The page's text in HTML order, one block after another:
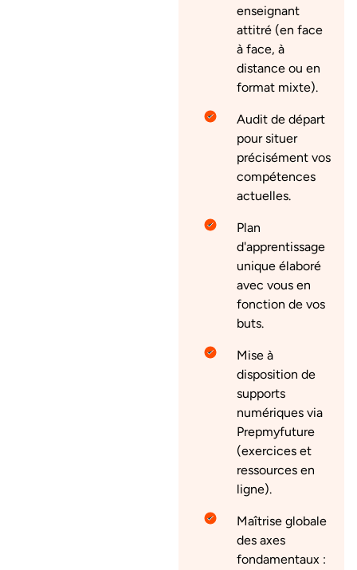
enseignant
attitré (en face
à face, à
distance ou en
format mixte).
Audit de départ
pour situer
précisément vos
compétences
actuelles.
Plan
d'apprentissage
unique élaboré
avec vous en
fonction de vos
buts.
Mise à
disposition de
supports
numériques via
Prepmyfuture
(exercices et
ressources en
ligne).
Maîtrise globale
des axes
fondamentaux :